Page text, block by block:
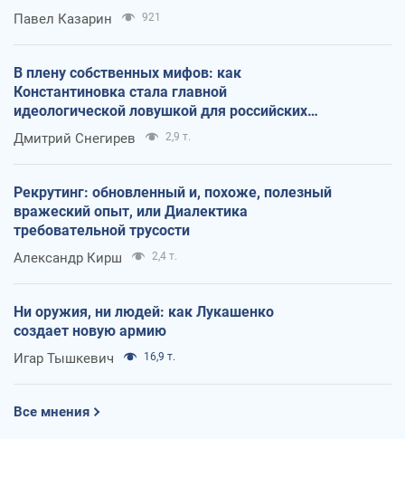
Павел Казарин 921
В плену собственных мифов: как
Константиновка стала главной
идеологической ловушкой для российских
оккупантов
Дмитрий Снегирев 2,9 т.
Рекрутинг: обновленный и, похоже, полезный
вражеский опыт, или Диалектика
требовательной трусости
Александр Кирш 2,4 т.
Ни оружия, ни людей: как Лукашенко
создает новую армию
Игар Тышкевич 16,9 т.
Все мнения